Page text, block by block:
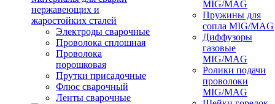
нержавеющих и
жаростойких сталей
Электроды сварочные
Проволока сплошная
Проволока
порошковая
Прутки присадочные
Флюс сварочный
Ленты сварочные
MIG/MAG
Пружины для
сопла MIG/MAG
Диффузоры
газовые
MIG/MAG
Ролики подачи
проволоки
MIG/MAG